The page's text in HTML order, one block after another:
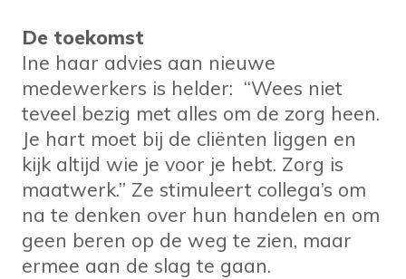
De toekomst
Ine haar advies aan nieuwe
medewerkers is helder: “Wees niet
teveel bezig met alles om de zorg heen.
Je hart moet bij de cliënten liggen en
kijk altijd wie je voor je hebt. Zorg is
maatwerk.” Ze stimuleert collega’s om
na te denken over hun handelen en om
geen beren op de weg te zien, maar
ermee aan de slag te gaan.